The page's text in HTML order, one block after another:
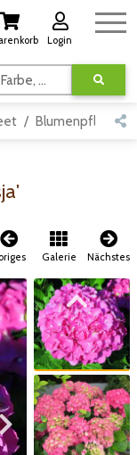
Login
Suchen nach Kategorie, Name, Stichwort, Farbe, usw.
Blumenpflanzen
Galerie Nächstes
Zum nächsten Bild
Zum vorigen Bild